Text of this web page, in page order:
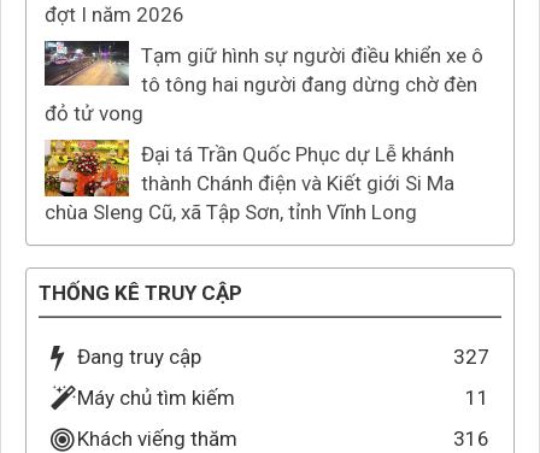
đợt I năm 2026
Tạm giữ hình sự người điều khiển xe ô
tô tông hai người đang dừng chờ đèn
đỏ tử vong
Đại tá Trần Quốc Phục dự Lễ khánh
thành Chánh điện và Kiết giới Si Ma
chùa Sleng Cũ, xã Tập Sơn, tỉnh Vĩnh Long
THỐNG KÊ TRUY CẬP
Đang truy cập
327
Máy chủ tìm kiếm
11
Khách viếng thăm
316